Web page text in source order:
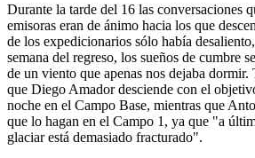
Durante la tarde del 16 las conversaciones
emisoras eran de ánimo hacia los que
de los expedicionarios sólo había
semana del regreso, los sueños de cumbre
de un viento que apenas nos dejaba dormir.
que Diego Amador desciende con el
noche en el Campo Base, mientras que
que lo hagan en el Campo 1, ya que "a
glaciar está demasiado fracturado".